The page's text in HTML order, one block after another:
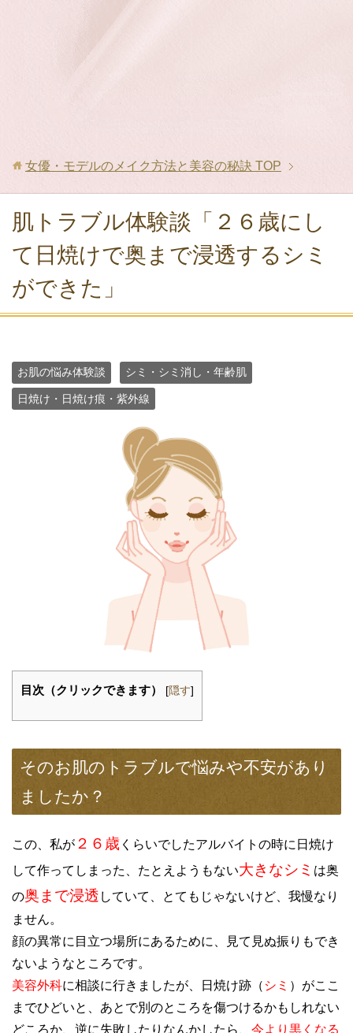
女優・モデルのメイク方法と美容の秘訣 TOP
肌トラブル体験談「２６歳にし
て日焼けで奥まで浸透するシミ
ができた」
お肌の悩み体験談 シミ・シミ消し・年齢肌
日焼け・日焼け痕・紫外線
目次（クリックできます） [隠す]
そのお肌のトラブルで悩みや不安があり
ましたか？
この、私が ２６歳 くらいでしたアルバイトの時に日焼け
して作ってしまった、たとえようもない大きなシミ は奥
の奥まで浸透 していて、とてもじゃないけど、我慢なり
ません。
顔の異常に目立つ場所にあるために、見て見ぬ振りもでき
ないようなところです。
美容外科に相談に行きましたが、日焼け跡（ シミ ）がここ
までひどいと、あとで別のところを傷つけるかもしれない
どころか、逆に失敗したりなんかしたら、 今より黒くなる